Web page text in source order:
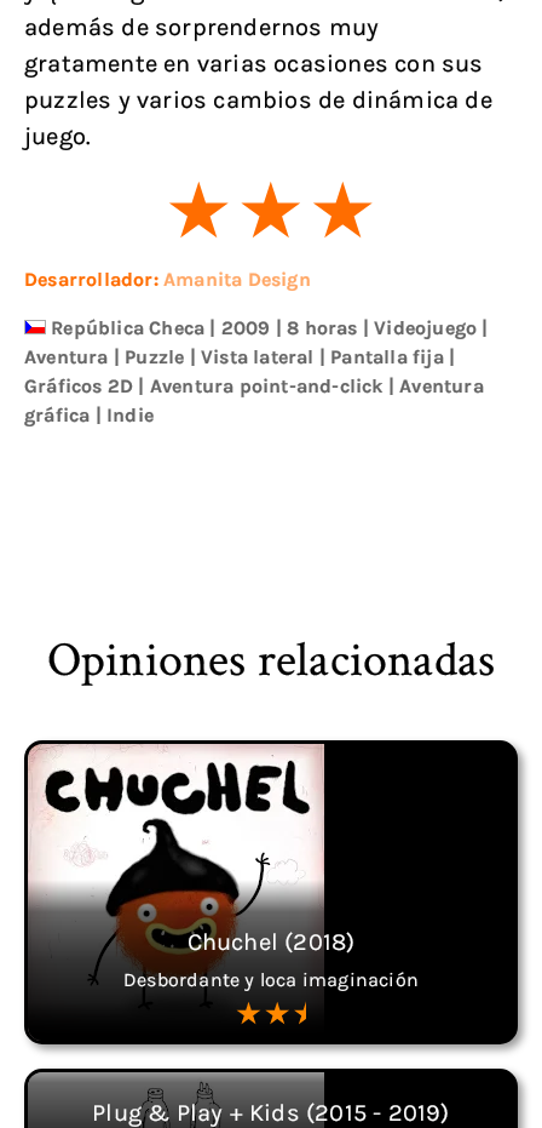
además de sorprendernos muy
gratamente en varias ocasiones con sus
puzzles y varios cambios de dinámica de
juego.
Desarrollador: Amanita Design
República Checa | 2009 | 8 horas |Videojuego |
Aventura | Puzzle |Vista lateral | Pantalla fija|
Gráficos 2D | Aventura point-and-click |Aventura
gráfica | Indie
Opiniones relacionadas
Chuchel (2018)
Desbordante y loca imaginación
Plug & Play + Kids (2015 - 2019)